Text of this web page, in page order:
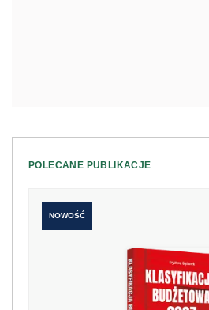
POLECANE PUBLIKACJE
NOWOŚĆ